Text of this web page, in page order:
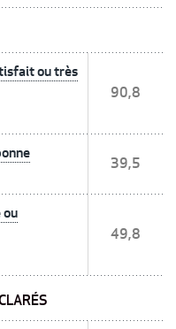
ou très
90,8
39,5
49,8